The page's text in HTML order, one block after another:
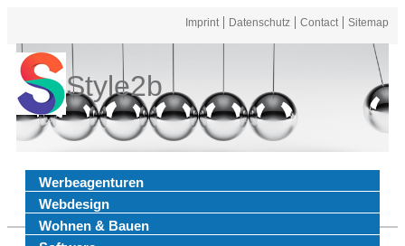
Imprint Datenschutz Contact Sitemap
Style2b
Werbeagenturen
Webdesign
Wohnen & Bauen